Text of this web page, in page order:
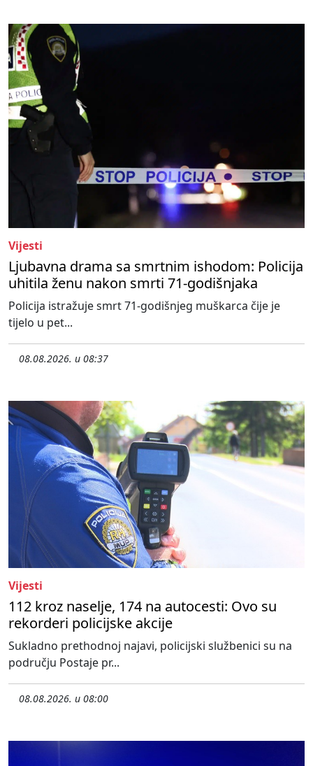
Vijesti
Ljubavna drama sa smrtnim ishodom: Policija
uhitila ženu nakon smrti 71-godišnjaka
Policija istražuje smrt 71-godišnjeg muškarca čije je
tijelo u pet...
08.08.2026. u 08:37
Vijesti
112 kroz naselje, 174 na autocesti: Ovo su
rekorderi policijske akcije
Sukladno prethodnoj najavi, policijski službenici su na
području Postaje pr...
08.08.2026. u 08:00